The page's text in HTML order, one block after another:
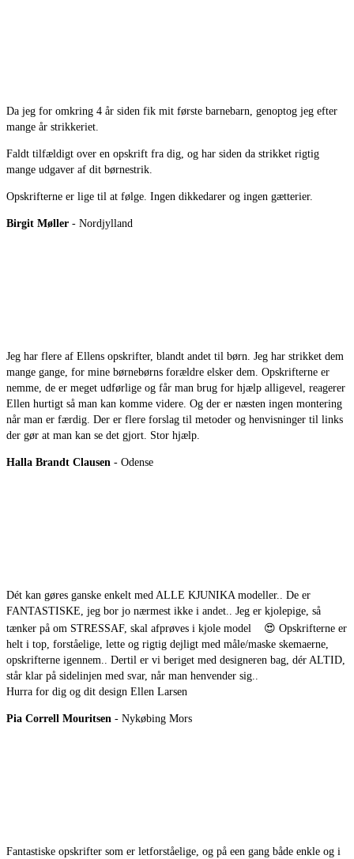
Da jeg for omkring 4 år siden fik mit første barnebarn, genoptog jeg efter
mange år strikkeriet.
Faldt tilfældigt over en opskrift fra dig, og har siden da strikket rigtig
mange udgaver af dit børnestrik.
Opskrifterne er lige til at følge. Ingen dikkedarer og ingen gætterier.
Birgit Møller - Nordjylland
Jeg har flere af Ellens opskrifter, blandt andet til børn. Jeg har strikket dem
mange gange, for mine børnebørns forældre elsker dem. Opskrifterne er
nemme, de er meget udførlige og får man brug for hjælp alligevel, reagerer
Ellen hurtigt så man kan komme videre. Og der er næsten ingen montering
når man er færdig. Der er flere forslag til metoder og henvisninger til links
der gør at man kan se det gjort. Stor hjælp.
Halla Brandt Clausen - Odense
Dét kan gøres ganske enkelt med ALLE KJUNIKA modeller.. De er
FANTASTISKE, jeg bor jo nærmest ikke i andet.. Jeg er kjolepige, så
tænker på om STRESSAF, skal afprøves i kjole model
😍 Opskrifterne er
helt i top, forståelige, lette og rigtig dejligt med måle/maske skemaerne,
opskrifterne igennem.. Dertil er vi beriget med designeren bag, dér ALTID,
står klar på sidelinjen med svar, når man henvender sig..
Hurra for dig og dit design Ellen Larsen
Pia Correll Mouritsen - Nykøbing Mors
Fantastiske opskrifter som er letforståelige, og på een gang både enkle og i